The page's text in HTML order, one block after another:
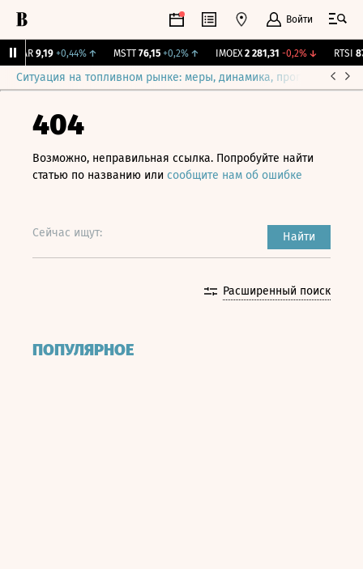
Войти
9,19 +0,44%↑ MSTT 76,15 +0,2%↑ IMOEX 2 281,31 -0,2%↓ RTSI
Ситуация на топливном рынке: меры, динамика, прогнозы
404
Возможно, неправильная ссылка. Попробуйте найти
статью по названию или сообщите нам об ошибке
Сейчас ищут: Найти
Расширенный поиск
ПОПУЛЯРНОЕ